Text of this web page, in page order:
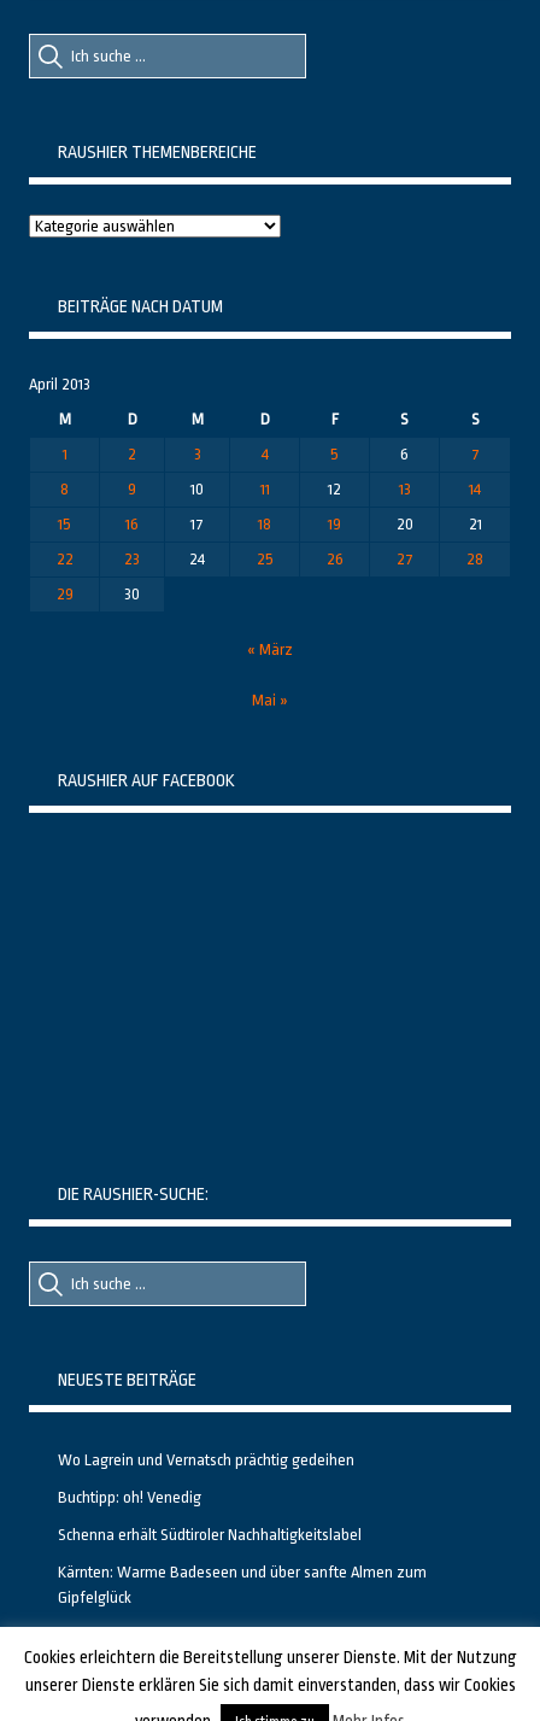
Suche
nach::
Suche
nach:
RAUSHIER THEMENBEREICHE
Raushier
BEITRÄGE NACH DATUM
April 2013
M
D M D F S
S
1
2 3 4 5 6
7
8
9 10 11 12 13
14
15
16 17 18 19 20
21
22
23 24 25 26 27
28
29
30
« März
Mai »
RAUSHIER AUF FACEBOOK
DIE RAUSHIER-SUCHE:
Suche
nach::
Suche
nach:
NEUESTE BEITRÄGE
Wo Lagrein und Vernatsch prächtig gedeihen
Buchtipp: oh! Venedig
Schenna erhält Südtiroler Nachhaltigkeitslabel
Kärnten: Warme Badeseen und über sanfte Almen zum
Gipfelglück
GESTALTET UND PROGRAMMIERT VON ALBERTO & FRANZ BEI LUCID.BERLIN
Cookies erleichtern die Bereitstellung unserer Dienste. Mit der Nutzung
unserer Dienste erklären Sie sich damit einverstanden, dass wir Cookies